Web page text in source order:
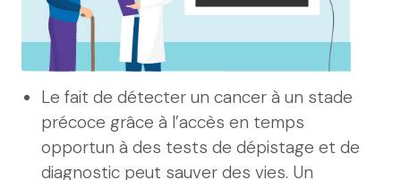
Le fait de détecter un cancer à un stade
précoce grâce à l’accès en temps
opportun à des tests de dépistage et de
diagnostic peut sauver des vies. Un